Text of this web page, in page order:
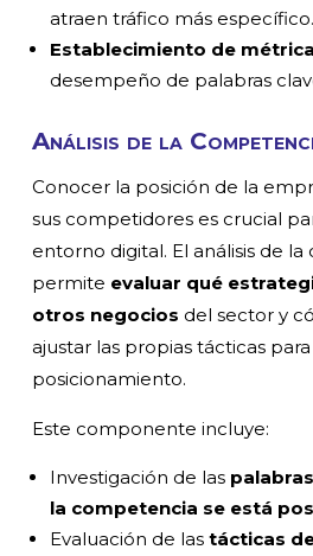
atraen tráfico más específico.
Establecimiento de
desempeño de palabras
Análisis de la
Conocer la posición de la
sus competidores es crucial
entorno digital. El análisis de
permite evaluar qué
otros negocios del sector y
ajustar las propias tácticas
posicionamiento.
Este componente incluye:
Investigación de las
la competencia se está
Evaluación de lastácticas